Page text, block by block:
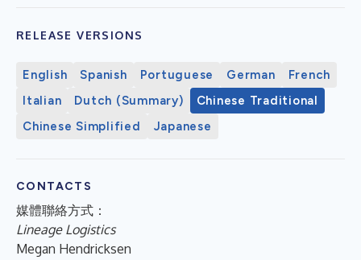
RELEASE VERSIONS
English Spanish Portuguese German
French
Italian
Dutch (Summary)
Chinese Traditional
Chinese Simplified
Japanese
CONTACTS
媒體聯絡方式：
Lineage Logistics
Megan Hendricksen